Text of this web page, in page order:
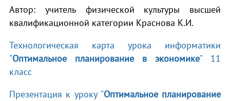
Автор: учитель физической культуры высшей
квалификационной категории Краснова К.И.
Технологическая карта урока информатики
"Оптимальное планирование в экономике" 11
класс
Презентация к уроку "Оптимальное планирование